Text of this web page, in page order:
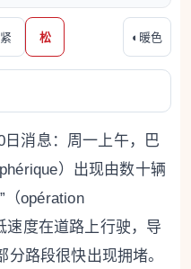
紧 松 ◐ 暖色
日消息：周一上午，巴
）出现由数十辆
（opération
速度在道路上行驶，导
路段很快出现拥堵。